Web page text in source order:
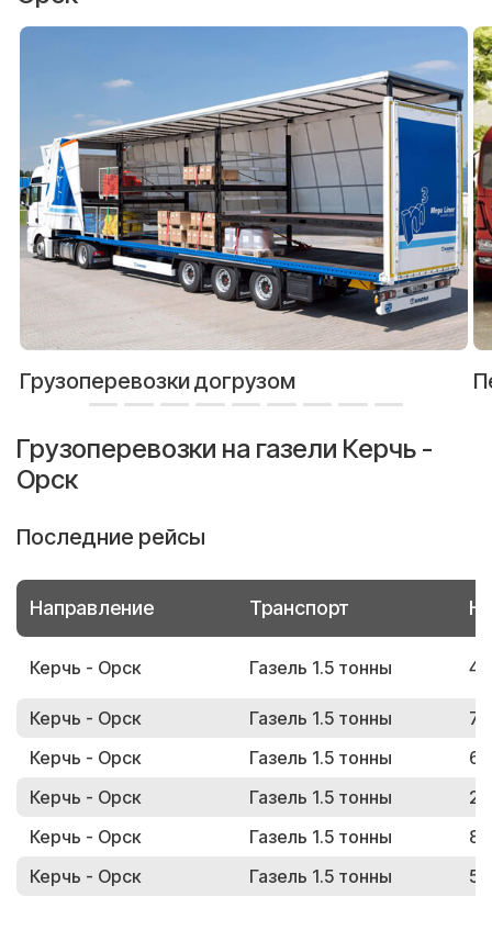
Грузоперевозки догрузом
Грузоперевозки на газели Керчь -
Орск
Последние рейсы
Направление Транспорт
Керчь - Орск Газель 1.5 тонны
Керчь - Орск Газель 1.5 тонны
Керчь - Орск
Газель 1.5 тонны
Керчь - Орск
Газель 1.5 тонны
Керчь - Орск
Газель 1.5 тонны
Керчь - Орск
Газель 1.5 тонны